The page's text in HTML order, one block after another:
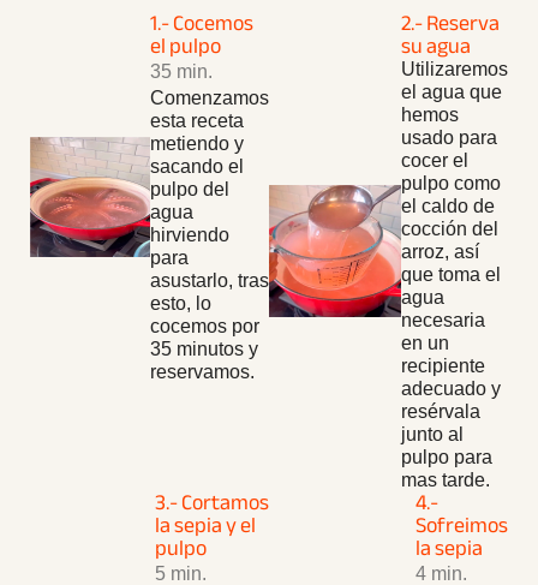
1.- Cocemos
el pulpo
35 min.
Comenzamos
esta receta
metiendo y
sacando el
pulpo del
agua
hirviendo
para
asustarlo, tras
esto, lo
cocemos por
35 minutos y
reservamos.
2.- Reserva
su agua
Utilizaremos
el agua que
hemos
usado para
cocer el
pulpo como
el caldo de
cocción del
arroz, así
que toma el
agua
necesaria
en un
recipiente
adecuado y
resérvala
junto al
pulpo para
mas tarde.
3.- Cortamos
la sepia y el
pulpo
5 min.
4.-
Sofreimos
la sepia
4 min.